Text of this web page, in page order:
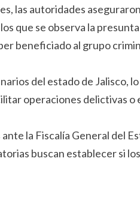
las autoridades
que se observa la
beneficiado al grupo
del estado de Jalisco,
operaciones delictivas o
la Fiscalía General del
buscan establecer si